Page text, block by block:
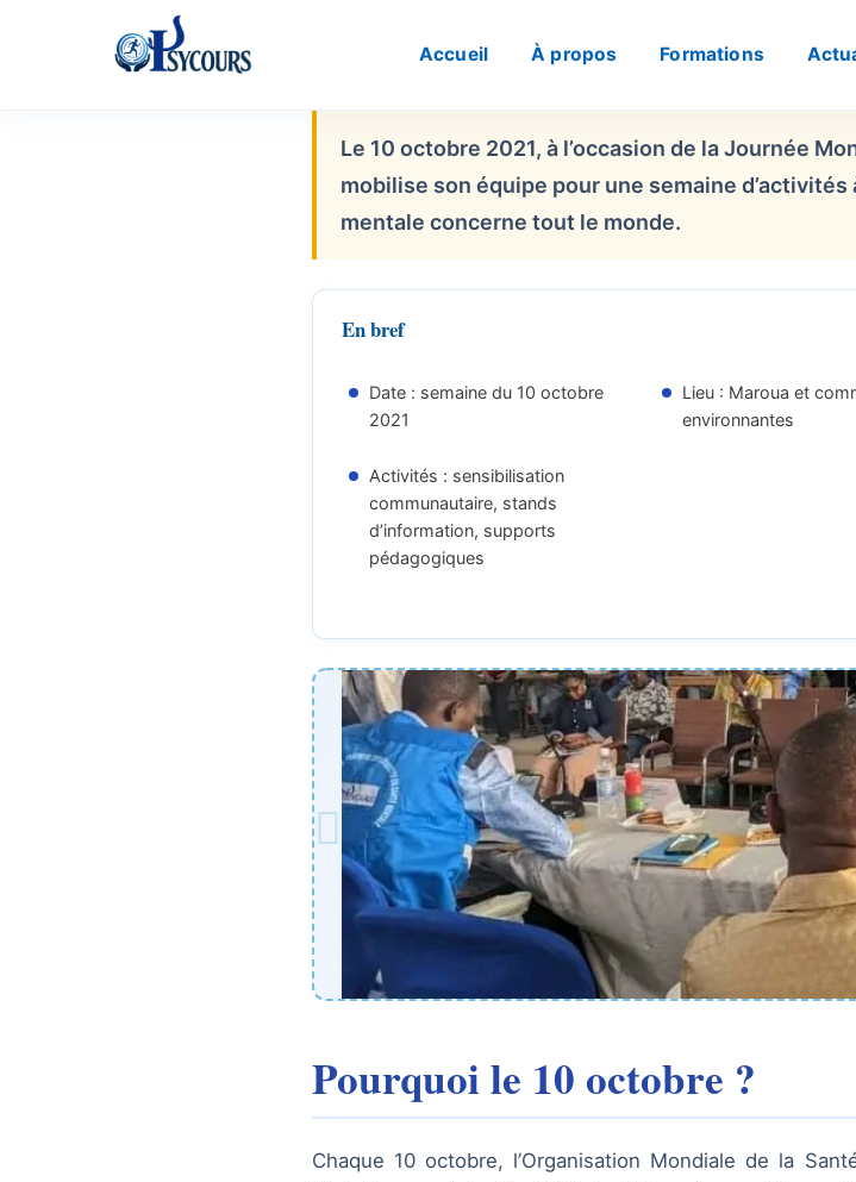
Accueil À propos Formations
Le 10 octobre 2021, à l’occasion de la Journée
mobilise son équipe pour une semaine
mentale concerne tout le monde.
En bref
Date : semaine du 10 octobre
2021
Lieu : Maroua et
environnantes
Activités : sensibilisation
communautaire, stands
d’information, supports
pédagogiques
Pourquoi le 10 octobre ?
Chaque 10 octobre, l’Organisation Mondiale de la